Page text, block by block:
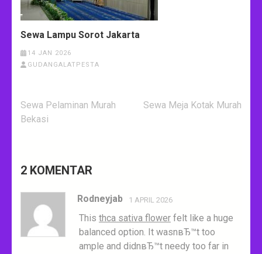
Sewa Lampu Sorot Jakarta
14 JAN 2026
GUDANGALATPESTA
Navigasi
pos
Sewa Pelaminan Murah
Bekasi
Sewa Meja Kotak Murah
2 KOMENTAR
Rodneyjab 1 APRIL 2026
This thca sativa flower felt like a huge
balanced option. It wasnвЂ™t too
ample and didnвЂ™t needy too far in